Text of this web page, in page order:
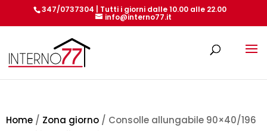
347/0737304 | Tutti i giorni dalle 10.00 alle 22.00
info@interno77.it
Home / Zona giorno / Consolle allungabile 90×40/196